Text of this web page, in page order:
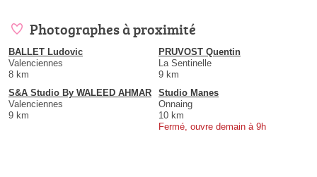
Photographes à proximité
BALLET Ludovic
Valenciennes
8 km
PRUVOST Quentin
La Sentinelle
9 km
S&A Studio By WALEED AHMAR
Valenciennes
9 km
Studio Manes
Onnaing
10 km
Fermé, ouvre demain à 9h